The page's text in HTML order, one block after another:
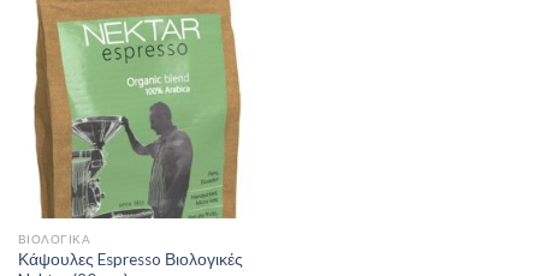
ΒΙΟΛΟΓΙΚΆ
Κάψουλες Espresso Βιολογικές